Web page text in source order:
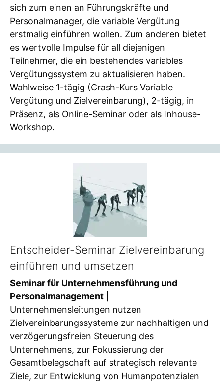
sich zum einen an Führungskräfte und
Personalmanager, die variable Vergütung
erstmalig einführen wollen. Zum anderen bietet
es wertvolle Impulse für all diejenigen
Teilnehmer, die ein bestehendes variables
Vergütungssystem zu aktualisieren haben.
Wahlweise 1-tägig (Crash-Kurs Variable
Vergütung und Zielvereinbarung), 2-tägig, in
Präsenz, als Online-Seminar oder als Inhouse-
Workshop.
Entscheider-Seminar Zielvereinbarung
einführen und umsetzen
Seminar für Unternehmensführung und
Personalmanagement |
Unternehmensleitungen nutzen
Zielvereinbarungssysteme zur nachhaltigen und
verzögerungsfreien Steuerung des
Unternehmens, zur Fokussierung der
Gesamtbelegschaft auf strategisch relevante
Ziele, zur Entwicklung von Humanpotenzialen